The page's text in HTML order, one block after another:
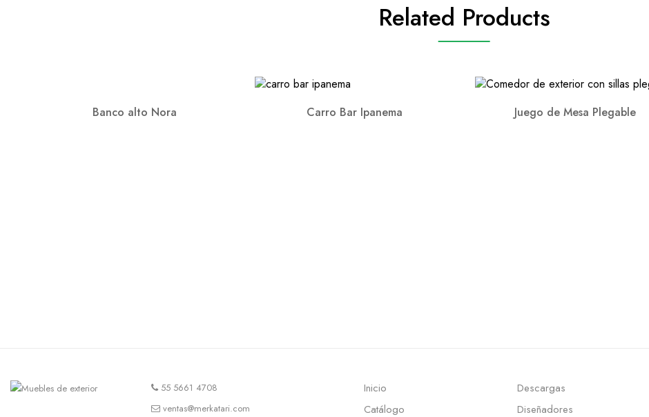
Related Products
Banco alto Nora Carro Bar Ipanema Juego de Mesa Plegable
55 5661 4708
ventas@merkatari.com
Inicio
Catálogo
Descargas
Diseñadores